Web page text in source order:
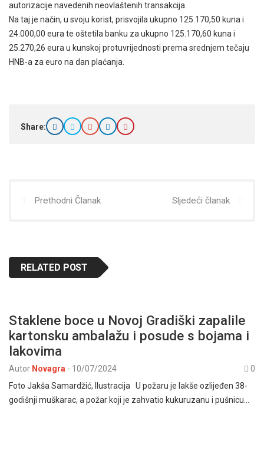
autorizacije navedenih neovlaštenih transakcija.
Na taj je način, u svoju korist, prisvojila ukupno 125.170,50 kuna i
24.000,00 eura te oštetila banku za ukupno 125.170,60 kuna i
25.270,26 eura u kunskoj protuvrijednosti prema srednjem tečaju
HNB-a za euro na dan plaćanja.
Share:
Prethodni Članak Sljedeći članak
RELATED POST
Staklene boce u Novoj Gradiški zapalile
kartonsku ambalažu i posude s bojama i
lakovima
Autor Novagra - 10/07/2024
0
Foto Jakša Samardžić, Ilustracija U požaru je lakše ozlijeđen 38-
godišnji muškarac, a požar koji je zahvatio kukuruzanu i pušnicu…